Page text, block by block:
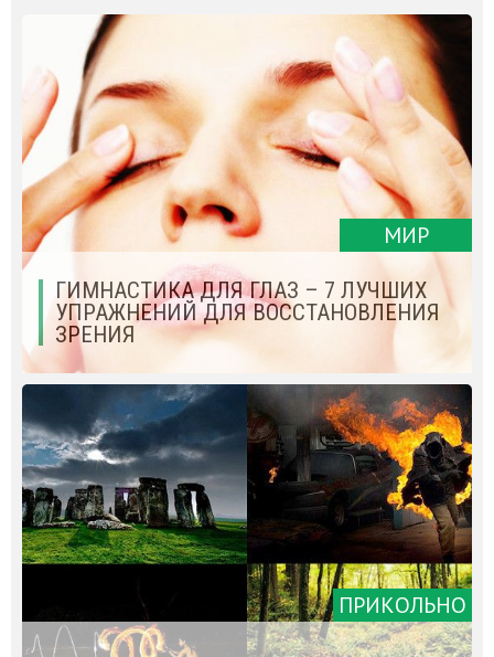
МИР
ГИМНАСТИКА ДЛЯ ГЛАЗ – 7 ЛУЧШИХ
УПРАЖНЕНИЙ ДЛЯ ВОССТАНОВЛЕНИЯ
ЗРЕНИЯ
ПРИКОЛЬНО